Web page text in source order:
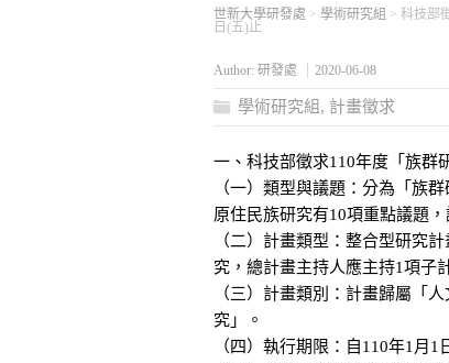
世新大學研發處 > 學術研究組 > 科技部
日(五)止
Author: 研發處 2020-06-08
學術研究組, 計畫徵求
一、科技部徵求110年度「族群
（一）類型與議題：分為「族
原住民族研究有10項重點議題
（二）計畫類型：整合型研究
究，總計畫主持人應主持1項子
（三）計畫類別：計畫歸屬「
究」。
（四）執行期限：自110年1月1